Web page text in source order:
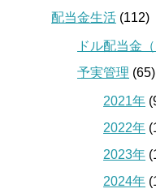
配当金生活 (112)
ドル配当金
予実管理 (65)
2021年
2022年
2023年
2024年